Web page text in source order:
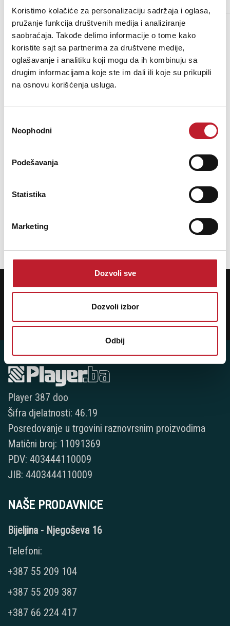
Koristimo kolačiće za personalizaciju sadržaja i oglasa,
pružanje funkcija društvenih medija i analiziranje
saobraćaja. Takođe delimo informacije o tome kako
koristite sajt sa partnerima za društvene medije,
oglašavanje i analitiku koji mogu da ih kombinuju sa
drugim informacijama koje ste im dali ili koje su prikupili
na osnovu korišćenja usluga.
сагласности
Neophodni
Podešavanja
Statistika
Marketing
Dozvoli sve
Dozvoli izbor
Odbij
MARTIN WISMAN TZT506 - Plafonski zvučnik
Ukoliko želite da dobijete najnovije informacije o novitetima i popustima,
Prijavi
Player 387 doo
Šifra djelatnosti: 46.19
Posredovanje u trgovini raznovrsnim proizvodima
Matični broj: 11091369
PDV: 403444110009
JIB: 4403444110009
NAŠE PRODAVNICE
Bijeljina - Njegoševa 16
Telefoni:
+387 55 209 104
+387 55 209 387
+387 66 224 417